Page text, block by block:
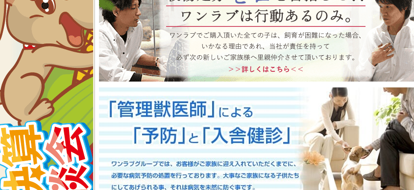
2026-07-24
【大決算2026開催！！】香川県 ワンラブ イオンタウン宇多津店＆ゆめタウン三豊店 一年で一番お得な
大決算フェア開催中！！7/25～8/9まで｜ワンラブグループ
香川県のみなさま、お世話になっております！！7月25日(土)より、ペットショップ ワンラブ イオンタウン宇
多津店、ゆめタウン三豊店合同にて、大決算フェアを開催させていただきます！！7/25～8/9までのイベント
期間中(^^)/厳選されたかわいい子犬子猫が大集合！！今年もぜひ遊びに来てください(^^)/ペット用品も専門
店として、品揃え豊富に取り揃えで、わんだふるプライスとなっております♪愛らしい子犬子猫が広々スペー
スで元気に遊びまわっておりますよ～ 気になった子はぜひ抱っこしてあげてくださいね(^_-)-☆一年で一番！
お迎えのチャンスですよ～このお得な期間に沢山買っちゃってください！！ペットの事ならぜひご相談くださ
い！ワンラブが全力でサポートさせていただきます(^^)/改めまして、地域の皆様に愛されるペットショップ
としてスタッフ一同頑張ってまいりますm(__)m ■ゆめタウン三豊店 在籍中の子はこちら https://www.pet-
2026-07-17
【Meet Your New Family Fes 開催！！】長野県 ワンラブ アリオ上田店 動物大集合イベント開催！！
7/18～8/2まで｜ワンラブグループ
長野のみなさま！！お世話になっております!ワンラブです(^^)/暑い日も多くなってまいりましたね 熱中症に
は注意しましょう！！ワンラブでもHOTなイベントが開催されていきますよ～(#^.^#)7月18日(土)より、ペッ
トショップ ワンラブ アリオ上田店にて、ペットイベントを開催させていただきます！！地域のみなさまに感
謝の想いを込めて、ペット用品などわんだふるプライスにてご購入頂けます！！7/18～8/2までのイベント期
間中(^^)/厳選されたかわいい子犬子猫が大集合！！愛らしい子犬子猫が広々スペースで元気に遊びまわって
おりますよ～ 気になった子はぜひ抱っこしてあげてくださいね(^_-)-☆大決算商談会も開催されておりますの
で、ワンラブで間違いなくお迎えしやすく、大チャンスですよ～このお得な期間に沢山買っちゃってくださ